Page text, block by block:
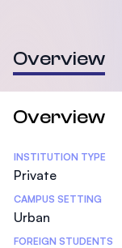
Overview
Overview
Statistics
INSTITUTION TYPE
Private
CAMPUS SETTING
Urban
FOREIGN STUDENTS